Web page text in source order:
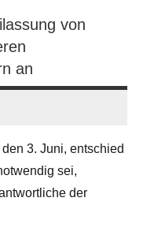
von
an
3. Juni, entschied
sei,
der